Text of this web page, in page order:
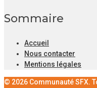
Sommaire
Accueil
Nous contacter
Mentions légales
© 2026 Communauté SFX.